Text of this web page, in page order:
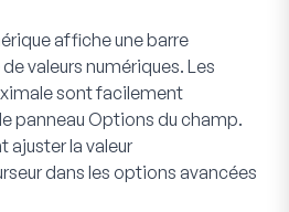
affiche une barre
valeurs numériques. Les
sont facilement
panneau Options du champ.
ajuster la valeur
dans les options avancées